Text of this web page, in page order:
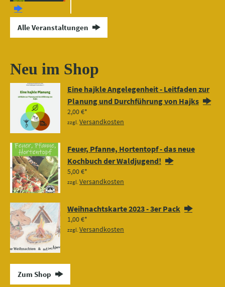
Alle Veranstaltungen
Neu im Shop
Eine hajkle Angelegenheit - Leitfaden zur
Planung und Durchführung von Hajks
2,00€
zzgl. Versandkosten
Feuer, Pfanne, Hortentopf - das neue
Kochbuch der Waldjugend!
5,00€
zzgl. Versandkosten
Weihnachtskarte 2023 - 3er Pack
1,00€
zzgl. Versandkosten
Zum Shop